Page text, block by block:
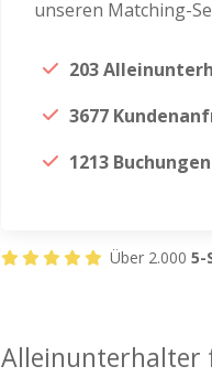
unseren Matching-
203
3677
1213 Buchungen
Über 2.000 5-
Alleinunterhalter